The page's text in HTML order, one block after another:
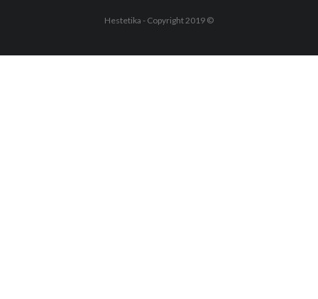
Hestetika - Copyright 2019 ©